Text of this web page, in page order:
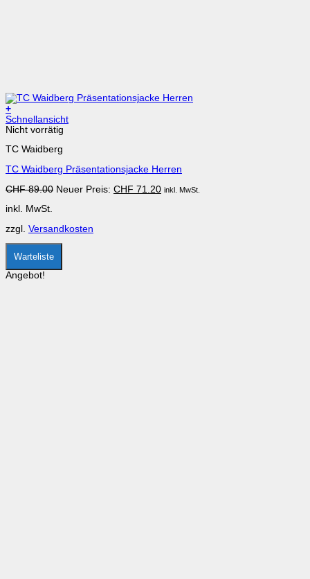
+
Dieses
Produkt
mehrere
auf.
Optionen
auf
Produktseite
gewählt
werden
Schnellansicht
Nicht vorrätig
TC Waidberg
TC Waidberg Präsentationsjacke Herren
CHF89.00 Ursprünglicher
Neuer Preis: CHF 71.20Aktueller
inkl. MwSt.
inkl. MwSt.
zzgl. Versandkosten
Warteliste
Angebot!